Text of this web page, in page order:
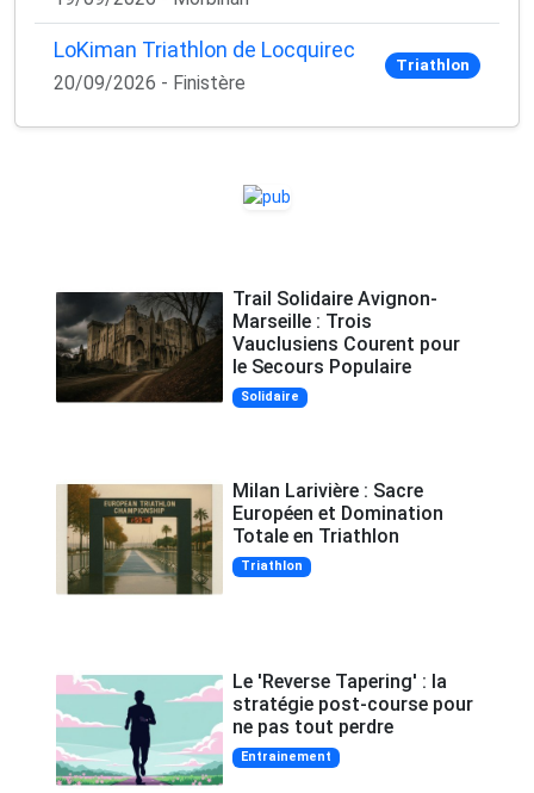
LoKiman Triathlon de Locquirec
20/09/2026 - Finistère
Triathlon
Trail Solidaire Avignon-
Marseille : Trois
Vauclusiens Courent pour
le Secours Populaire
Solidaire
Milan Larivière : Sacre
Européen et Domination
Totale en Triathlon
Triathlon
Le 'Reverse Tapering' : la
stratégie post-course pour
ne pas tout perdre
Entrainement